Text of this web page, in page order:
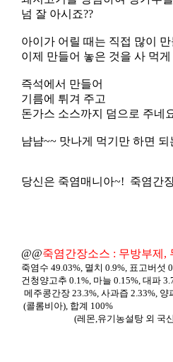
넘 잘 아시죠??
아이가 어릴 때는 직접 많이 만
이제 만들어 놓은 것을 사 먹게
즉석에서 만들어
기름에 튀겨 주고
돈가스 소스까지 덤으로 주네
냠냠~~ 맛나게 먹기만 하면 되
당신은 죽염매니아~! 죽염간
@@죽염간장소스 : 무방부제,
죽염수 49.03%, 멸치 0.9%, 표고버섯
건청양고추 0.1%, 마늘 0.15%, 대파
메주콩간장 23.3%, 사과즙 2.33%, 양
(콜롬비아), 합계 100%
(레몬,유기농설탕 외 국